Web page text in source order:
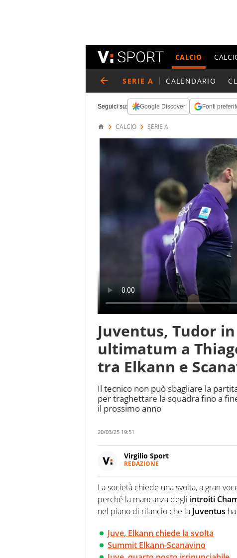
CALCIO
SERIE A CALENDARIO
Seguici su: Google Discover Fonti
CALCIO SERIE A
Juventus, Tudor
ultimatum a
tra Elkann e
Il tecnico non può sbagliare la
per traghettare la squadra fino a
il prossimo anno
20/03/25 19:51
Virgilio Sport
REDAZIONE
sport. Calcio, calciomercato, F1,
Virgilio Sport i tifosi e gli
completa e zero faziosità. La
esperti di sport abili sia nel
100% originali ed esclusivi.
La società chiede una svolta, a gran
perché la mancanza degli introiti
nel piano di rilancio che la Juventus
Juve, Elkann chiede la svolta
Summit Elkann-Scanavino